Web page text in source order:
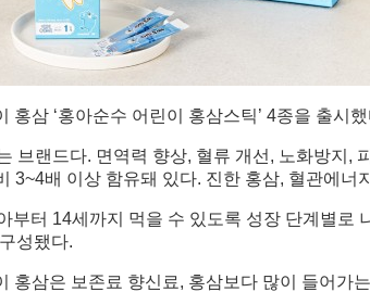
홍삼 ‘홍아순수 어린이 홍삼스틱’ 4종을 출시
브랜드다. 면역력 향상, 혈류 개선, 노화방지,
3~4배 이상 함유돼 있다. 진한 홍삼, 혈관에너
부터 14세까지 먹을 수 있도록 성장 단계별로
성됐다.
홍삼은 보존료 향신료, 홍삼보다 많이 들어